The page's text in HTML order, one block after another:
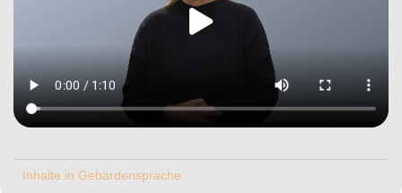
Inhalte in Gebärdensprache